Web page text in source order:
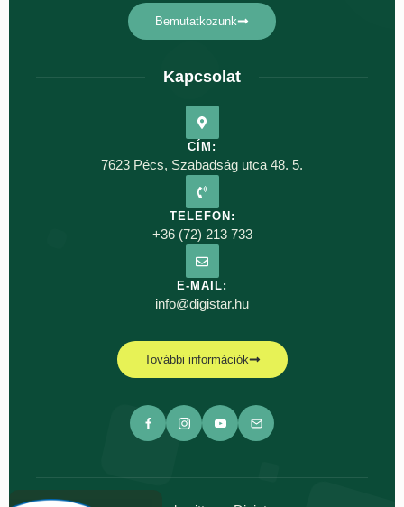
Bemutatkozunk
Kapcsolat
CÍM:
7623 Pécs, Szabadság utca 48. 5.
TELEFON:
+36 (72) 213 733
E-MAIL:
info@digistar.hu
További információk